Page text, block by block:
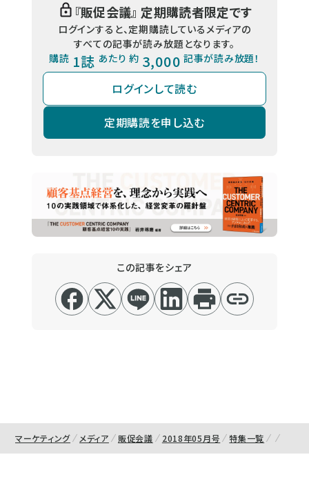
『販促会議』 定期購読者限定です
ログインすると、定期購読しているメディアの
すべての記事が読み放題となります。
購読 1誌 あたり 約 3,000 記事が読み放題！
ログインして読む
定期購読を申し込む
この記事をシェア
マーケティング メディア 販促会議 2018年05月号 特集一覧